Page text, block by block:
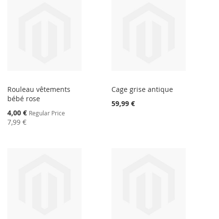
Rouleau vêtements
bébé rose
Special
Price
4,00 € Regular Price
7,99 €
Cage grise antique
59,99 €